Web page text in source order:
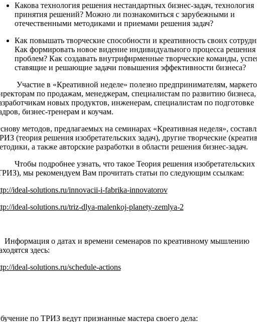
Какова технология решения нестандартных бизнес-задач, технология
принятия решений? Можно ли познакомиться с зарубежными и
отечественными методиками и приемами решения задач?
Как повышать творческие способности и креативность своих
Как формировать новое видение индивидуального процесса решения
проблем? Как создавать внутрифирменные творческие команды,
ставящие и решающие задачи повышения эффективности бизнеса?
в «Креативной неделе» полезно предпринимателям,
по продажам, менеджерам, специалистам по развитию бизнеса,
новых продуктов, инженерам, специалистам по подготовке
бизнес-тренерам и коучам.
методов, предлагаемых на семинарах «Креативная неделя»,
(теория решения изобретательских задач), другие творческие
а также авторские разработки в области решения бизнес-задач.
подробнее узнать, что такое Теория решения изобретательских
мы рекомендуем Вам прочитать статьи по следующим ссылкам:
ideal-solutions.ru/innovacii-i-fabrika-innovatorov
ideal-solutions.ru/triz-dlya-malenkoj-planety-zemlya-2
о датах и времени семенаров по креативному мышлению
здесь:
ideal-solutions.ru/schedule-actions
по ТРИЗ ведут признанные мастера своего дела: